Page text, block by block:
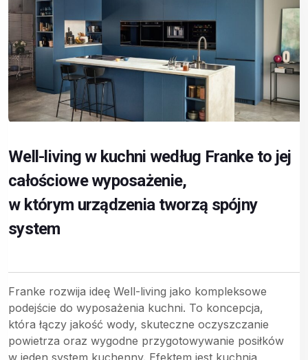
Well-living w kuchni według Franke to jej
całościowe wyposażenie,
w którym urządzenia tworzą spójny
system
Franke rozwija ideę Well-living jako kompleksowe
podejście do wyposażenia kuchni. To koncepcja,
która łączy jakość wody, skuteczne oczyszczanie
powietrza oraz wygodne przygotowywanie posiłków
w jeden system kuchenny. Efektem jest kuchnia